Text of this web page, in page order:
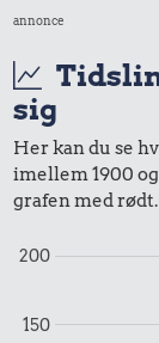
annonce
sig
Her kan du se
imellem 1900
grafen med rødt.
150
200